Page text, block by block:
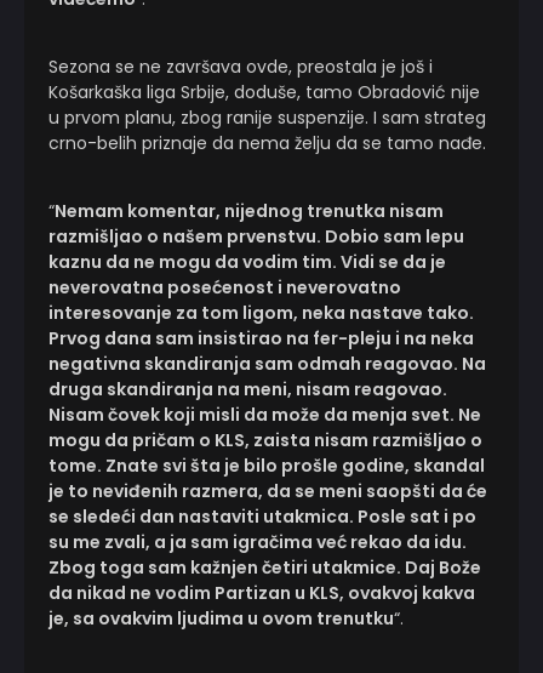
Sezona se ne završava ovde, preostala je još i
Košarkaška liga Srbije, doduše, tamo Obradović nije
u prvom planu, zbog ranije suspenzije. I sam strateg
crno-belih priznaje da nema želju da se tamo nađe.
“Nemam komentar, nijednog trenutka nisam
razmišljao o našem prvenstvu. Dobio sam lepu
kaznu da ne mogu da vodim tim. Vidi se da je
neverovatna posećenost i neverovatno
interesovanje za tom ligom, neka nastave tako.
Prvog dana sam insistirao na fer-pleju i na neka
negativna skandiranja sam odmah reagovao. Na
druga skandiranja na meni, nisam reagovao.
Nisam čovek koji misli da može da menja svet. Ne
mogu da pričam o KLS, zaista nisam razmišljao o
tome. Znate svi šta je bilo prošle godine, skandal
je to neviđenih razmera, da se meni saopšti da će
se sledeći dan nastaviti utakmica. Posle sat i po
su me zvali, a ja sam igračima već rekao da idu.
Zbog toga sam kažnjen četiri utakmice. Daj Bože
da nikad ne vodim Partizan u KLS, ovakvoj kakva
je, sa ovakvim ljudima u ovom trenutku“.